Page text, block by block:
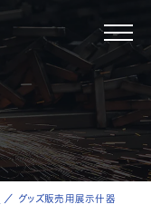
／ グッズ販売用展示什器